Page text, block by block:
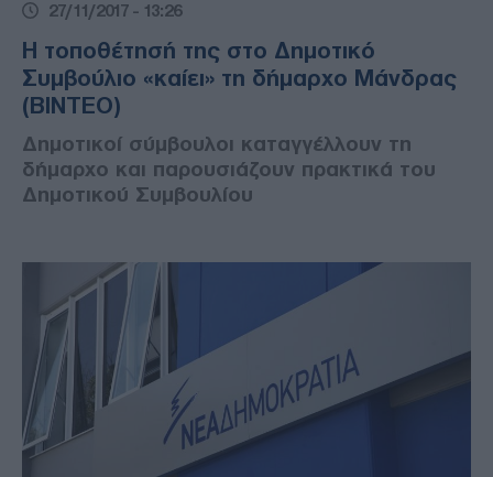
27/11/2017 - 13:26
Η τοποθέτησή της στο Δημοτικό
Συμβούλιο «καίει» τη δήμαρχο Μάνδρας
(ΒΙΝΤΕΟ)
Δημοτικοί σύμβουλοι καταγγέλλουν τη
δήμαρχο και παρουσιάζουν πρακτικά του
Δημοτικού Συμβουλίου